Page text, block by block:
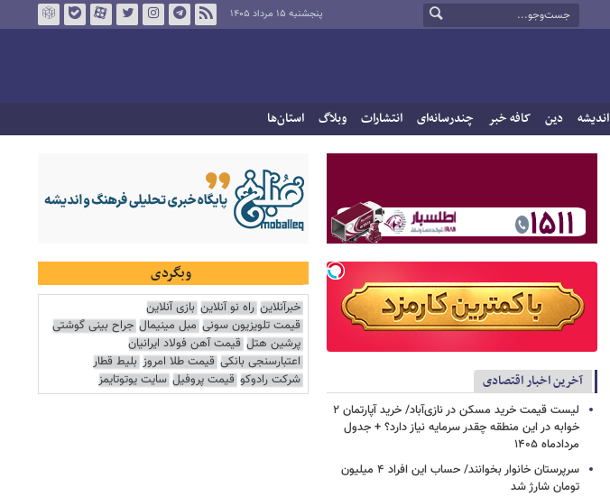
پنجشنبه ۱۵ مرداد ۱۴۰۵
اندیشه دین کافه خبر چندرسانه‌ای انتشارات وبلاگ استان‌ها
آخرین اخبار اقتصادی
لیست قیمت خرید مسکن در نازی‌آباد/ خرید آپارتمان ۲
خوابه در این منطقه چقدر سرمایه نیاز دارد؟ + جدول
مردادماه ۱۴۰۵
سرپرستان خانوار بخوانند/ حساب این افراد ۴ میلیون
تومان شارژ شد
وبگردی
خبرآنلاین راه نو آنلاین بازی آنلاین
قیمت تلویزیون سونی مبل مینیمال جراح بینی گوشتی
پرشین هتل قیمت آهن فولاد ایرانیان
اعتبارسنجی بانکی قیمت طلا امروز بلیط قطار
شرکت رادوکو قیمت پروفیل سایت یوتوتایمز